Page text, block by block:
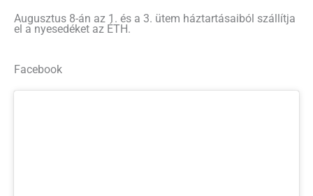
Augusztus 8-án az 1. és a 3. ütem háztartásaiból szállítja
el a nyesedéket az ÉTH.
Facebook